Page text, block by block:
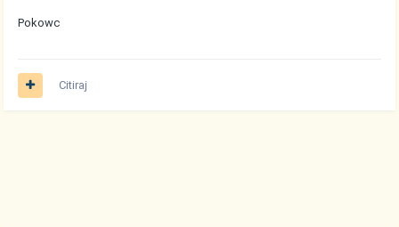
Pokowc
Citiraj